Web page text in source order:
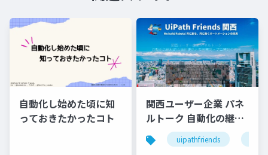
自動化し始めた頃に知
っておきたかったコト
関西ユーザー企業 パネ
ルトーク 自動化の継続
的な価値提供と市民開
発・プロ開発の勘所
uipathfriends